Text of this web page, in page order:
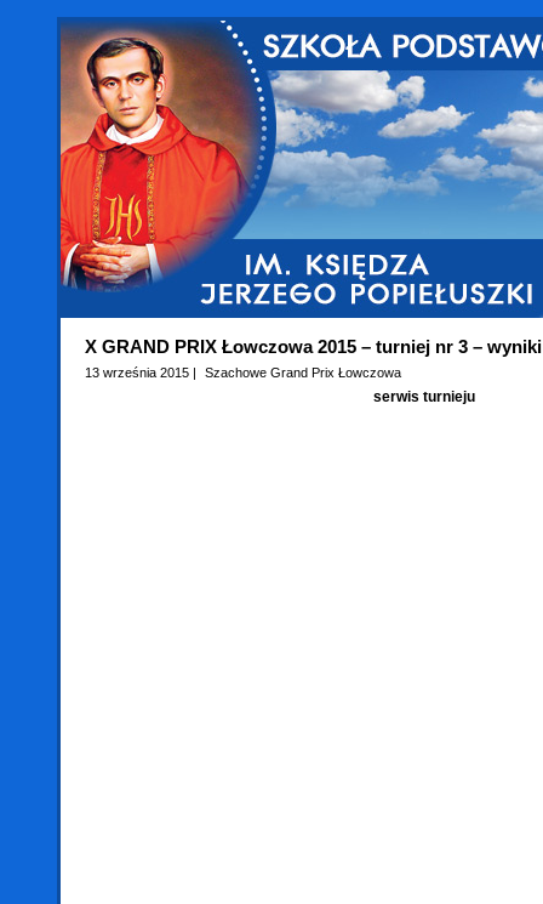
X GRAND PRIX Łowczowa 2015 – turniej nr 3 – wyniki
13 września 2015 | Szachowe Grand Prix Łowczowa
serwis turnieju